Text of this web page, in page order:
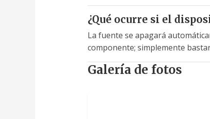
¿Qué ocurre si el
La fuente se apagará
componente; simplemente
Galería de fotos